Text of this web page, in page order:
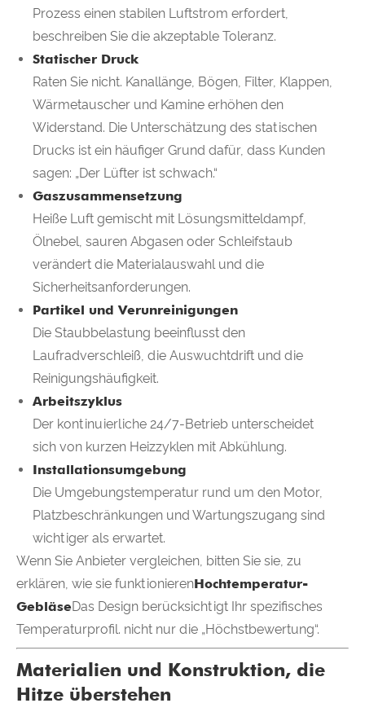
Prozess einen stabilen Luftstrom erfordert,
beschreiben Sie die akzeptable Toleranz.
Statischer Druck
Raten Sie nicht. Kanallänge, Bögen, Filter, Klappen,
Wärmetauscher und Kamine erhöhen den
Widerstand. Die Unterschätzung des statischen
Drucks ist ein häufiger Grund dafür, dass Kunden
sagen: „Der Lüfter ist schwach.“
Gaszusammensetzung
Heiße Luft gemischt mit Lösungsmitteldampf,
Ölnebel, sauren Abgasen oder Schleifstaub
verändert die Materialauswahl und die
Sicherheitsanforderungen.
Partikel und Verunreinigungen
Die Staubbelastung beeinflusst den
Laufradverschleiß, die Auswuchtdrift und die
Reinigungshäufigkeit.
Arbeitszyklus
Der kontinuierliche 24/7-Betrieb unterscheidet
sich von kurzen Heizzyklen mit Abkühlung.
Installationsumgebung
Die Umgebungstemperatur rund um den Motor,
Platzbeschränkungen und Wartungszugang sind
wichtiger als erwartet.
Wenn Sie Anbieter vergleichen, bitten Sie sie, zu
erklären, wie sie funktionierenHochtemperatur-
GebläseDas Design berücksichtigt Ihr spezifisches
Temperaturprofil. nicht nur die „Höchstbewertung“.
Materialien und Konstruktion, die
Hitze überstehen